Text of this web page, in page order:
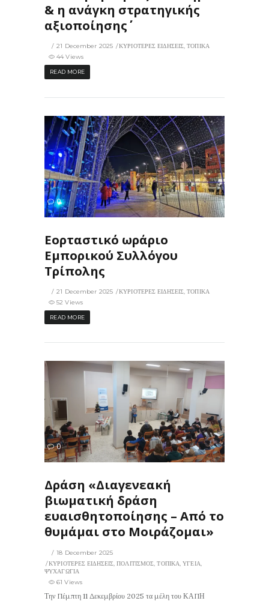
& η ανάγκη στρατηγικής
αξιοποίησης΄΄
21 December 2025 ΚΥΡΙΟΤΕΡΕΣ ΕΙΔΗΣΕΙΣ,ΤΟΠΙΚΑ
44 Views
READ MORE
0
Εορταστικό ωράριο
Εμπορικού Συλλόγου
Τρίπολης
21 December 2025 ΚΥΡΙΟΤΕΡΕΣ ΕΙΔΗΣΕΙΣ,ΤΟΠΙΚΑ
52 Views
READ MORE
0
Δράση «Διαγενεακή
βιωματική δράση
ευαισθητοποίησης – Από το
θυμάμαι στο Μοιράζομαι»
18 December 2025
ΚΥΡΙΟΤΕΡΕΣ ΕΙΔΗΣΕΙΣ ,ΠΟΛΙΤΙΣΜΟΣ ,ΤΟΠΙΚΑ ,ΥΓΕΙΑ
ΨΥΧΑΓΩΓΙΑ
61 Views
Την Πέμπτη 11 Δεκεμβρίου 2025 τα μέλη του ΚΑΠΗ